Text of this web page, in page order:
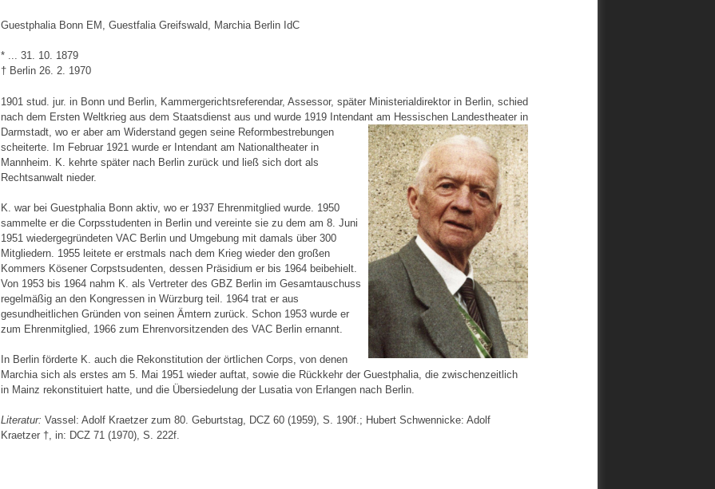
Guestphalia Bonn EM, Guestfalia Greifswald, Marchia Berlin IdC
* ... 31. 10. 1879
† Berlin 26. 2. 1970
1901 stud. jur. in Bonn und Berlin, Kammergerichtsreferendar, Assessor, später Ministerialdirektor in Berlin, schied
nach dem Ersten Weltkrieg aus dem Staatsdienst aus und wurde 1919 Intendant am Hessischen Landestheater in
Darmstadt, wo er aber am Widerstand gegen seine Reformbestrebungen
scheiterte. Im Februar 1921 wurde er Intendant am Nationaltheater in
Mannheim. K. kehrte später nach Berlin zurück und ließ sich dort als
Rechtsanwalt nieder.
K. war bei Guestphalia Bonn aktiv, wo er 1937 Ehrenmitglied wurde. 1950
sammelte er die Corpsstudenten in Berlin und vereinte sie zu dem am 8. Juni
1951 wiedergegründeten VAC Berlin und Umgebung mit damals über 300
Mitgliedern. 1955 leitete er erstmals nach dem Krieg wieder den großen
Kommers Kösener Corpstsudenten, dessen Präsidium er bis 1964 beibehielt.
Von 1953 bis 1964 nahm K. als Vertreter des GBZ Berlin im Gesamtauschuss
regelmäßig an den Kongressen in Würzburg teil. 1964 trat er aus
gesundheitlichen Gründen von seinen Ämtern zurück. Schon 1953 wurde er
zum Ehrenmitglied, 1966 zum Ehrenvorsitzenden des VAC Berlin ernannt.
In Berlin förderte K. auch die Rekonstitution der örtlichen Corps, von denen
Marchia sich als erstes am 5. Mai 1951 wieder auftat, sowie die Rückkehr der Guestphalia, die zwischenzeitlich
in Mainz rekonstituiert hatte, und die Übersiedelung der Lusatia von Erlangen nach Berlin.
Literatur: Vassel: Adolf Kraetzer zum 80. Geburtstag, DCZ 60 (1959), S. 190f.; Hubert Schwennicke: Adolf
Kraetzer †, in: DCZ 71 (1970), S. 222f.